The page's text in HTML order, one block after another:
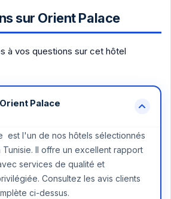
sur Orient Palace
à vos questions sur cet hôtel
Palace
est l'un de nos hôtels sélectionnés
Il offre un excellent rapport
services de qualité et
Consultez les avis clients
ci-dessus.